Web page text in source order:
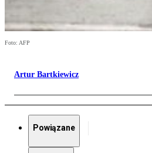
Foto: AFP
Artur Bartkiewicz
Powiązane